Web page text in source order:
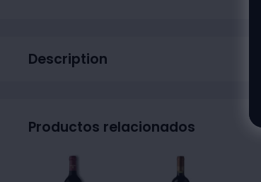
Description
Productos relacionados